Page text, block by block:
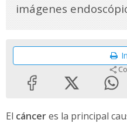
imágenes
El cánceres la principal